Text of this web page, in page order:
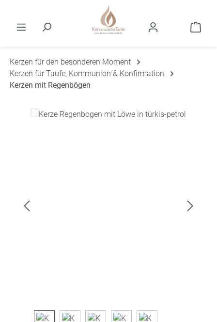
Kerzen für den besonderen Moment
Kerzen für Taufe, Kommunion & Konfirmation
Kerzen mit Regenbögen
Bildergalerie überspringen